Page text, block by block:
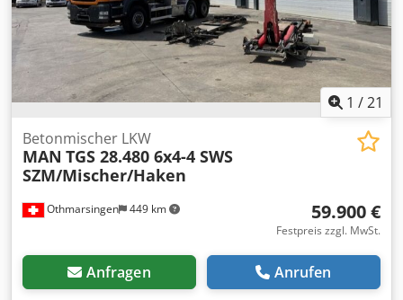
1 /21
Othmarsingen 449 km
Betonmischer LKW
MAN TGS 28.480 6x4-4 SWS
SZM/Mischer/Haken
59.900 €
Festpreis zzgl. MwSt.
Anfragen Anrufen